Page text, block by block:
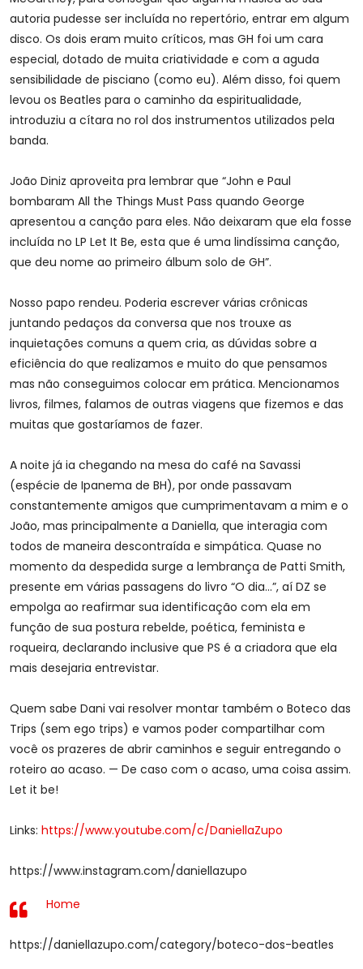
autoria pudesse ser incluída no repertório, entrar em algum
disco. Os dois eram muito críticos, mas GH foi um cara
especial, dotado de muita criatividade e com a aguda
sensibilidade de pisciano (como eu). Além disso, foi quem
levou os Beatles para o caminho da espiritualidade,
introduziu a cítara no rol dos instrumentos utilizados pela
banda.
João Diniz aproveita pra lembrar que “John e Paul
bombaram All the Things Must Pass quando George
apresentou a canção para eles. Não deixaram que ela fosse
incluída no LP Let It Be, esta que é uma lindíssima canção,
que deu nome ao primeiro álbum solo de GH”.
Nosso papo rendeu. Poderia escrever várias crônicas
juntando pedaços da conversa que nos trouxe as
inquietações comuns a quem cria, as dúvidas sobre a
eficiência do que realizamos e muito do que pensamos
mas não conseguimos colocar em prática. Mencionamos
livros, filmes, falamos de outras viagens que fizemos e das
muitas que gostaríamos de fazer.
A noite já ia chegando na mesa do café na Savassi
(espécie de Ipanema de BH), por onde passavam
constantemente amigos que cumprimentavam a mim e o
João, mas principalmente a Daniella, que interagia com
todos de maneira descontraída e simpática. Quase no
momento da despedida surge a lembrança de Patti Smith,
presente em várias passagens do livro “O dia…”, aí DZ se
empolga ao reafirmar sua identificação com ela em
função de sua postura rebelde, poética, feminista e
roqueira, declarando inclusive que PS é a criadora que ela
mais desejaria entrevistar.
Quem sabe Dani vai resolver montar também o Boteco das
Trips (sem ego trips) e vamos poder compartilhar com
você os prazeres de abrir caminhos e seguir entregando o
roteiro ao acaso. — De caso com o acaso, uma coisa assim.
Let it be!
Links: https://www.youtube.com/c/DaniellaZupo
https://www.instagram.com/daniellazupo
Home
https://daniellazupo.com/category/boteco-dos-beatles